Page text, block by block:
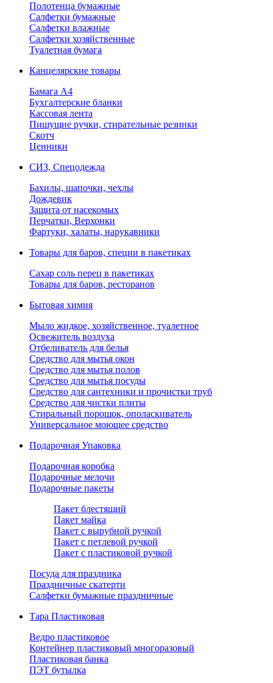
Полотенца бумажные
Салфетки бумажные
Салфетки влажные
Салфетки хозяйственные
Туалетная бумага
Канцелярские товары
Бамага А4
Бухгалтерские бланки
Кассовая лента
Пишущие ручки, стирательные резинки
Скотч
Ценники
СИЗ, Спецодежда
Бахилы, шапочки, чехлы
Дождевик
Защита от насекомых
Перчатки, Верхонки
Фартуки, халаты, нарукавники
Товары для баров, специи в пакетиках
Сахар соль перец в пакетиках
Товары для баров, ресторанов
Бытовая химия
Мыло жидкое, хозяйственное, туалетное
Освежитель воздуха
Отбеливатель для белья
Средство для мытья окон
Средство для мытья полов
Средство для мытья посуды
Средство для сантехники и прочистки труб
Средство для чистки плиты
Стиральный порошок, ополаскиватель
Универсальное моющее средство
Подарочная Упаковка
Подарочная коробка
Подарочные мелочи
Подарочные пакеты
Пакет блестящий
Пакет майка
Пакет с вырубной ручкой
Пакет с петлевой ручкой
Пакет с пластиковой ручкой
Посуда для праздника
Праздничные скатерти
Салфетки бумажные праздничные
Тара Пластиковая
Ведро пластиковое
Контейнер пластиковый многоразовый
Пластиковая банка
ПЭТ бутылка